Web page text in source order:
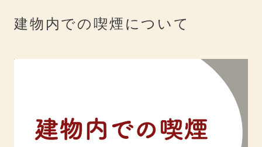
建物内での喫煙について